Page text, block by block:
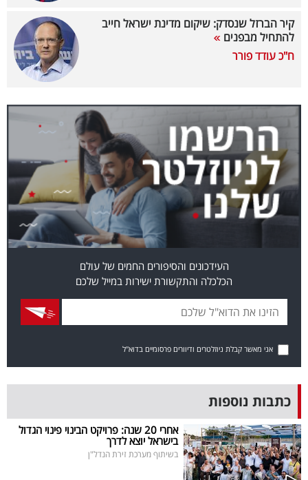
טלוויזיה
עסקי
קריירה
ולימודים
מינויים
רייטינג
תרבות
ופנאי
תיירות
TOP-
5
המילון
הכלכלי
קיר הברזל שנסדק: שיקום מדינת ישראל חייב
להתחיל מבפנים
ח"כ עודד פורר
העידכונים והסיפורים החמים של עולם
הכלכלה והתקשורת ישירות במייל שלכם
אני מאשר קבלת ניוזלטרים ודיוורים פרסומיים בדוא"ל
כתבות נוספות
אחרי 20 שנה: פרויקט הבינוי פינוי הגדול
בישראל יוצא לדרך
בשיתוף מערכת זירת הנדל"ן